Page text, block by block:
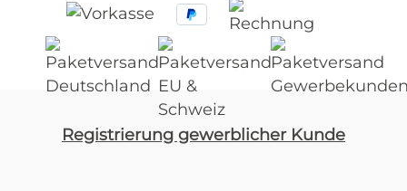
Registrierung gewerblicher Kunde